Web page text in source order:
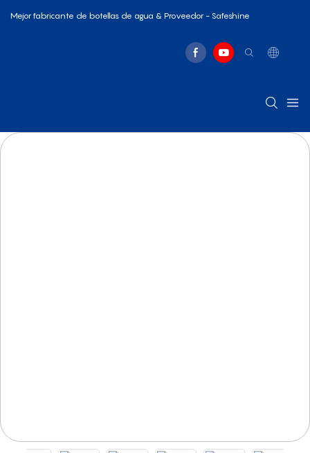
Mejor fabricante de botellas de agua & Proveedor - Safeshine